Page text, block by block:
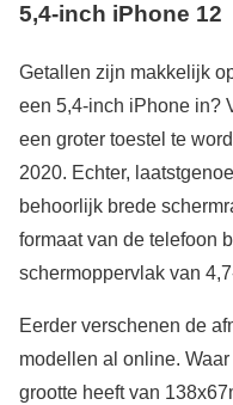
5,4-inch iPhone 12
Getallen zijn makkelijk
een 5,4-inch iPhone in?
een groter toestel te
2020. Echter,
behoorlijk brede
formaat van de telefoon
schermoppervlak van
Eerder verschenen de
modellen al online.
grootte heeft van